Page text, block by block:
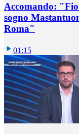
Accomando:
sogno
Roma"
01:15